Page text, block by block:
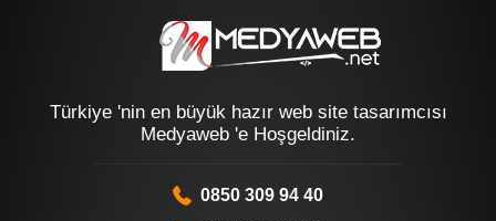
Türkiye 'nin en büyük hazır web site tasarımcısı
Medyaweb 'e Hoşgeldiniz.
0850 309 94 40